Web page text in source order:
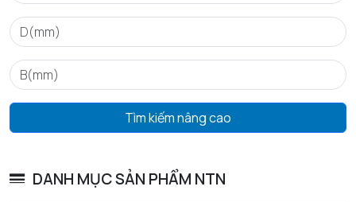
Tìm kiếm nâng cao
DANH MỤC SẢN PHẨM NTN
Da max - Đường kính vai tối đa OR 237 mm
ra max - Bán kính góc lượn tối đa trục & vỏ 2,5 mm